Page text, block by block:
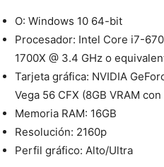
O: Windows 10 64-bit
Procesador: Intel Core i7-
1700X @ 3.4 GHz o
Tarjeta gráfica: NVIDIA
Vega 56 CFX (8GB VRAM
Memoria RAM: 16GB
Resolución: 2160p
Perfil gráfico: Alto/Ultra